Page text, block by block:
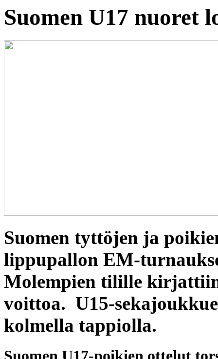
Suomen U17 nuoret
Suomen tyttöjen ja
lippupallon EM-
Molempien tilille
voittoa. U15-
kolmella tappiolla.